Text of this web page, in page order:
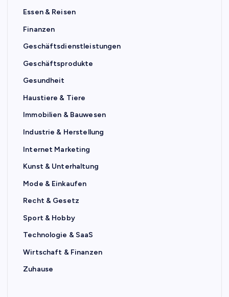
Essen & Reisen
Finanzen
Geschäftsdienstleistungen
Geschäftsprodukte
Gesundheit
Haustiere & Tiere
Immobilien & Bauwesen
Industrie & Herstellung
Internet Marketing
Kunst & Unterhaltung
Mode & Einkaufen
Recht & Gesetz
Sport & Hobby
Technologie & SaaS
Wirtschaft & Finanzen
Zuhause